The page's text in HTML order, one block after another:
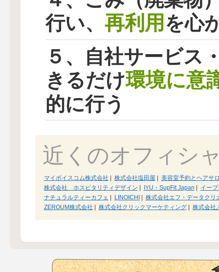
行い、 再利用を心
５、自社サービス
きるだけ環境に意
的に行う
近くのオフィシ
マイボイスコム株式会社 株式会社塩田屋
美容室予約とヘアサ
株式会社 ホスピタリティデザイン
IYU・SupFit Japan
イー
ナチュラルティーカフェ
LINOICHI
株式会社エフ・データクリ
ZEROUM株式会社
株式会社クリックマーケティング| 株式会社